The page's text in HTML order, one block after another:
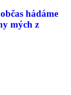
hádáme
mých z